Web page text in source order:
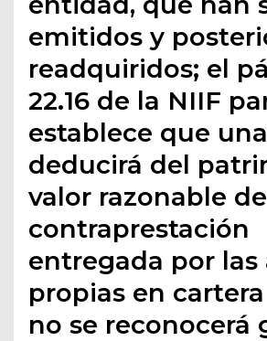
emitidos y
readquiridos; el
22.16 de la NIIF
establece que
deducirá del
valor razonable
contraprestación
entregada por las
propias en
no se reconocerá